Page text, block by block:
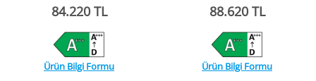
84.220 TL
Ürün Bilgi Formu
88.620 TL
Ürün Bilgi Formu